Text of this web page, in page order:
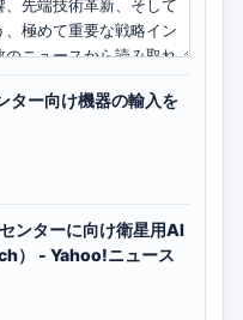
ター向け機器の輸入を
ンターに向け衛星用AI
） - Yahoo!ニュース